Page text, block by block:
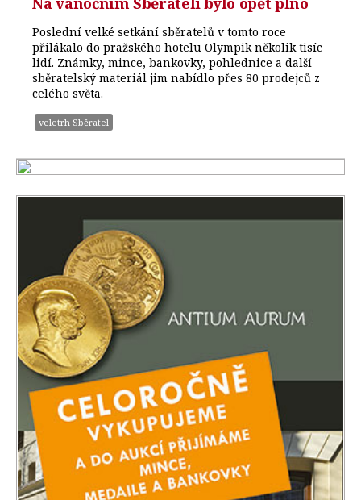
Poslední velké setkání sběratelů v tomto roce
přilákalo do pražského hotelu Olympik několik tisíc
lidí. Známky, mince, bankovky, pohlednice a další
sběratelský materiál jim nabídlo přes 80 prodejců z
celého světa.
veletrh Sběratel